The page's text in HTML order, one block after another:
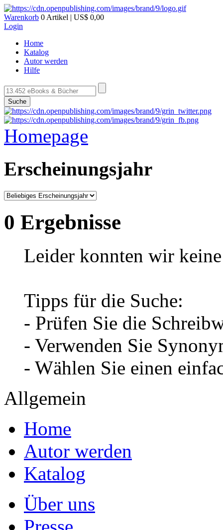
Warenkorb 0 Artikel | US$ 0,00
Login
Home
Katalog
Autor werden
Hilfe
Suche
Homepage
Erscheinungsjahr
0 Ergebnisse
Leider konnten wir
Tipps für die Suche:
- Prüfen Sie die
- Verwenden Sie
- Wählen Sie einen
Allgemein
Home
Autor werden
Katalog
Über uns